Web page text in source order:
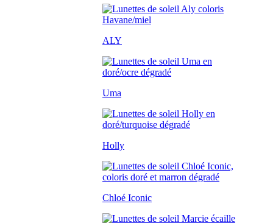
ALY
Uma
Holly
Chloé Iconic